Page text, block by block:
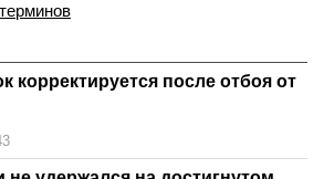
корректируется после отбоя от